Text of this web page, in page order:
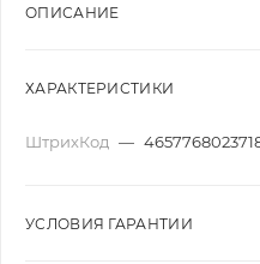
ОПИСАНИЕ
ХАРАКТЕРИСТИКИ
ШтрихКод —
УСЛОВИЯ ГАРАНТИИ